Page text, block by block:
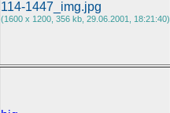
114-1447_img.jpg
(1600 x 1200, 356 kb, 29.06.2001, 18:21:40)